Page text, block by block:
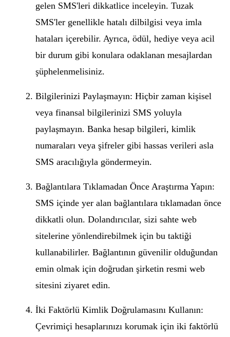
gelen SMS'leri dikkatlice inceleyin. Tuzak
SMS'ler genellikle hatalı dilbilgisi veya imla
hataları içerebilir. Ayrıca, ödül, hediye veya acil
bir durum gibi konulara odaklanan mesajlardan
şüphelenmelisiniz.
Bilgilerinizi Paylaşmayın: Hiçbir zaman kişisel
veya finansal bilgilerinizi SMS yoluyla
paylaşmayın. Banka hesap bilgileri, kimlik
numaraları veya şifreler gibi hassas verileri asla
SMS aracılığıyla göndermeyin.
Bağlantılara Tıklamadan Önce Araştırma Yapın:
SMS içinde yer alan bağlantılara tıklamadan önce
dikkatli olun. Dolandırıcılar, sizi sahte web
sitelerine yönlendirebilmek için bu taktiği
kullanabilirler. Bağlantının güvenilir olduğundan
emin olmak için doğrudan şirketin resmi web
sitesini ziyaret edin.
İki Faktörlü Kimlik Doğrulamasını Kullanın:
Çevrimiçi hesaplarınızı korumak için iki faktörlü